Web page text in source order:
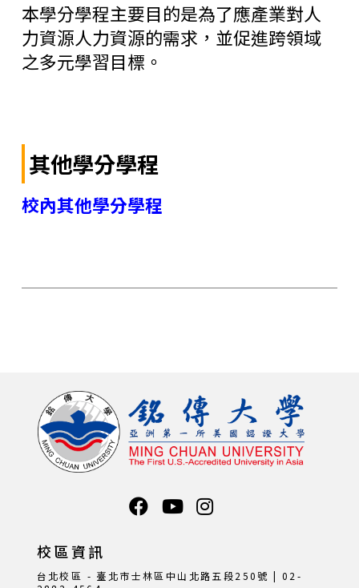
本學分學程主要目的是為了應產業對人
力資源人力資源的需求，並促進跨領域
之多元學習目標。
其他學分學程
校內其他學分學程
校區資訊
台北校區 - 臺北市士林區中山北路五段250號 | 02-